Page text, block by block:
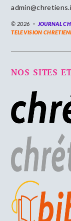
© 2026 JOURNAL
TELEVISION
NOS SITES